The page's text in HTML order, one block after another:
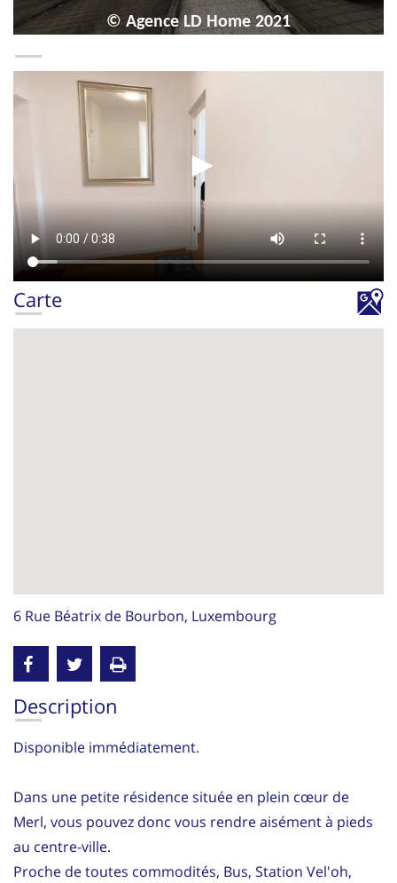
►
Carte
6 Rue Béatrix de Bourbon, Luxembourg
Description
Disponible immédiatement.
Dans une petite résidence située en plein cœur de
Merl, vous pouvez donc vous rendre aisément à pieds
au centre-ville.
Proche de toutes commodités, Bus, Station Vel'oh,